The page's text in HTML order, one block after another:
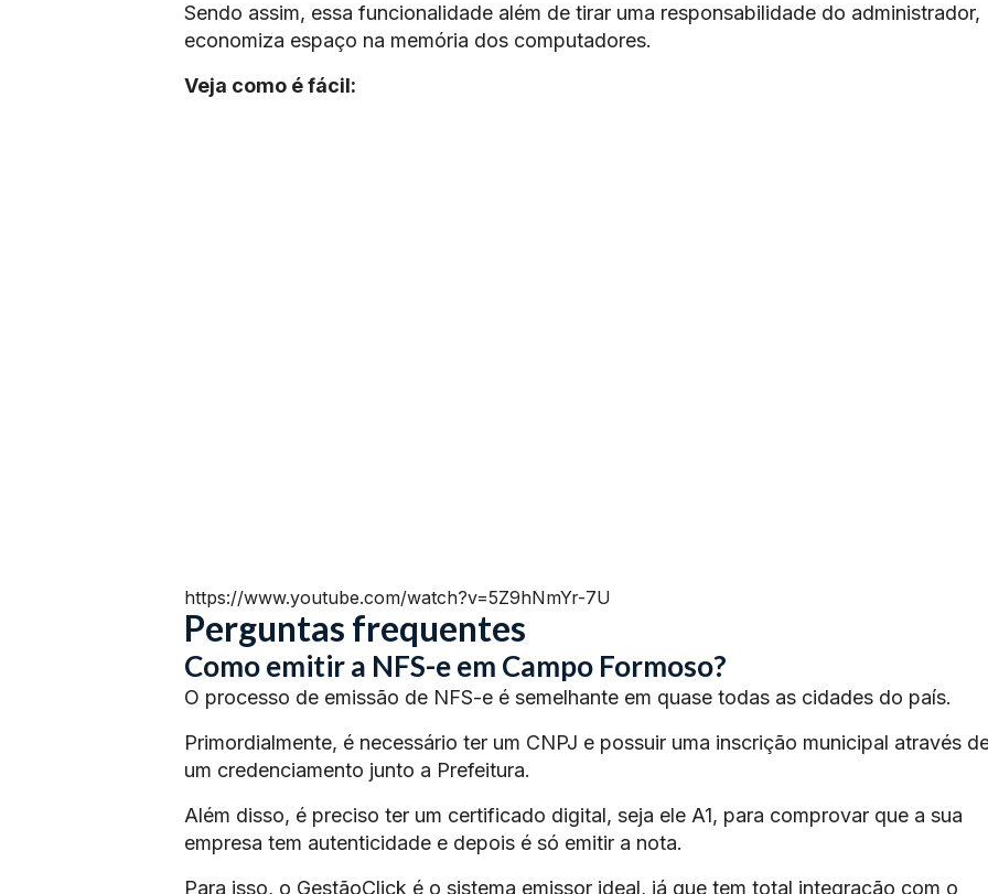
Sendo assim, essa funcionalidade além de tirar uma responsabilidade do administrador,
economiza espaço na memória dos computadores.
Veja como é fácil:
https://www.youtube.com/watch?v=5Z9hNmYr-7U
Perguntas frequentes
Como emitir a NFS-e em Campo Formoso?
O processo de emissão de NFS-e é semelhante em quase todas as cidades do país.
Primordialmente, é necessário ter um CNPJ e possuir uma inscrição municipal através
um credenciamento junto a Prefeitura.
Além disso, é preciso ter um certificado digital, seja ele A1, para comprovar que a sua
empresa tem autenticidade e depois é só emitir a nota.
Para isso, o GestãoClick é o sistema emissor ideal, já que tem total integração com o